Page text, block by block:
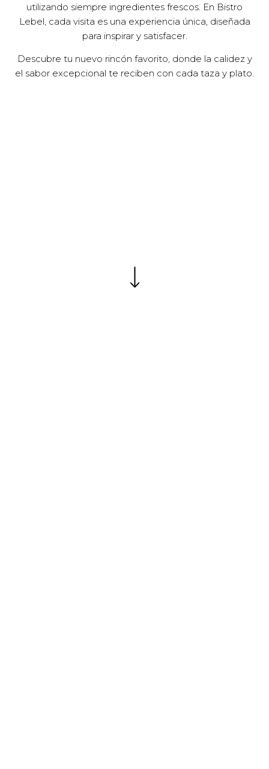
utilizando siempre ingredientes frescos. En Bistro
Lebel, cada visita es una experiencia única, diseñada
para inspirar y satisfacer.
Descubre tu nuevo rincón favorito, donde la calidez y
el sabor excepcional te reciben con cada taza y plato.